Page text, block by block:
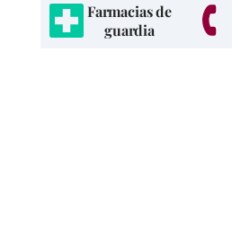
Farmacias de
guardia